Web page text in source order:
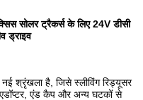
सोलर ट्रैकर्स के लिए 24V डीसी
ड्राइव
नई श्रृंखला है, जिसे स्लीविंग रिड्यूसर
एडॉप्टर, एंड कैप और अन्य घटकों से